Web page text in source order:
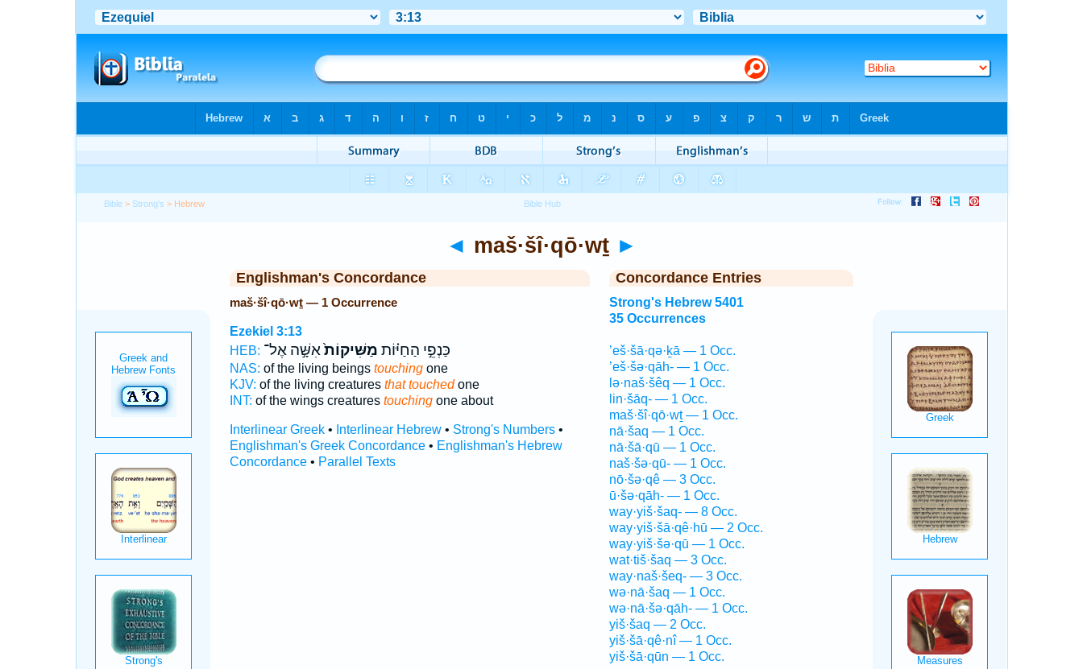
Bible > Strong's > Hebrew
◄ maš·šî·qō·wṯ ►
Englishman's Concordance
maš·šî·qō·wṯ — 1 Occurrence
Ezekiel 3:13
HEB:
כַּנְפֵ֣י הַחַיּ֗וֹת מַשִּׁיקוֹת֙אִשָּׁ֣ה אֶל־
NAS: of the living beings touchingone
KJV: of the living creatures that touchedone
INT: of the wings creatures touchingone about
Interlinear Greek• Interlinear Hebrew• Strong's Numbers•
Englishman's Greek Concordance• Englishman's Hebrew
Concordance• Parallel Texts
Concordance Entries
Strong's Hebrew 5401
35 Occurrences
’eš·šā·qə·ḵā — 1 Occ.
’eš·šə·qāh- — 1 Occ.
lə·naš·šêq — 1 Occ.
lin·šāq- — 1 Occ.
maš·šî·qō·wṯ — 1 Occ.
nā·šaq — 1 Occ.
nā·šā·qū — 1 Occ.
naš·šə·qū- — 1 Occ.
nō·šə·qê — 3 Occ.
ū·šə·qāh- — 1 Occ.
way·yiš·šaq- — 8 Occ.
way·yiš·šā·qê·hū — 2 Occ.
way·yiš·šə·qū — 1 Occ.
wat·tiš·šaq — 3 Occ.
way·naš·šeq- — 3 Occ.
wə·nā·šaq — 1 Occ.
wə·nā·šə·qāh- — 1 Occ.
yiš·šaq — 2 Occ.
yiš·šā·qê·nî — 1 Occ.
yiš·šā·qūn — 1 Occ.